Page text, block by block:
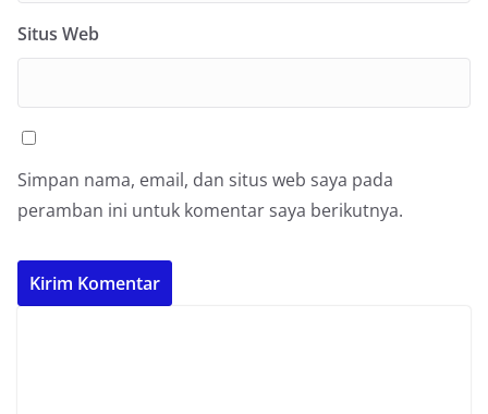
Situs Web
Simpan nama, email, dan situs web saya pada
peramban ini untuk komentar saya berikutnya.